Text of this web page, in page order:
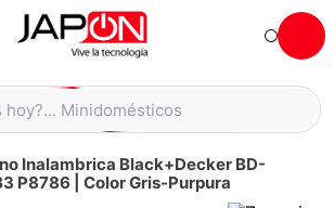
hoy?
hoy?... Minidomésticos
Inalambrica Black+Decker BD-
P8786 | Color Gris-Purpura
BUSCADOS